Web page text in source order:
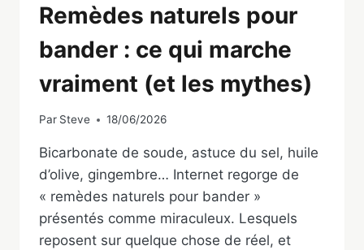
Remèdes naturels pour
bander : ce qui marche
vraiment (et les mythes)
Par Steve 18/06/2026
Bicarbonate de soude, astuce du sel, huile
d’olive, gingembre… Internet regorge de
« remèdes naturels pour bander »
présentés comme miraculeux. Lesquels
reposent sur quelque chose de réel, et